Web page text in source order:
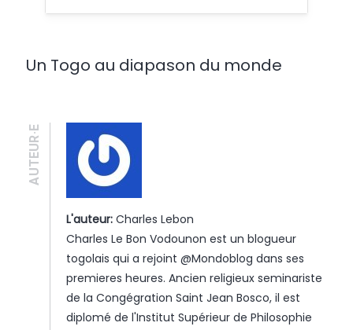
Un Togo au diapason du monde
AUTEUR·E
L'auteur: Charles Lebon
Charles Le Bon Vodounon est un blogueur
togolais qui a rejoint @Mondoblog dans ses
premieres heures. Ancien religieux seminariste
de la Congégration Saint Jean Bosco, il est
diplomé de l'Institut Supérieur de Philosophie